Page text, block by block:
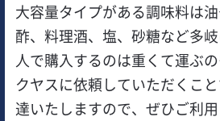
大容量タイプがある調味料は油
酢、料理酒、塩、砂糖など多
人で購入するのは重くて運ぶ
クヤスに依頼していただくこ
達いたしますので、ぜひご利用